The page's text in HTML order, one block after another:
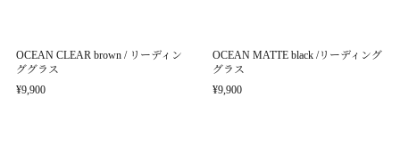
OCEAN CLEAR brown / リーディン
ググラス
¥9,900
OCEAN MATTE black /リーディング
グラス
¥9,900